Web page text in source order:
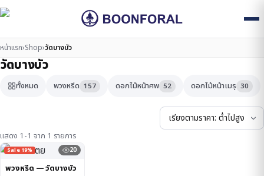
หน้าแรก›Shop›วัดบางบัว
วัดบางบัว
ทั้งหมด พวงหรีด 157 ดอกไม้หน้าศพ 52 ดอกไม้หน้าเมรุ 30
แสดง 1-1 จาก 1 รายการ
Sale 19% 20
พวงหรีด — วัดบางบัว